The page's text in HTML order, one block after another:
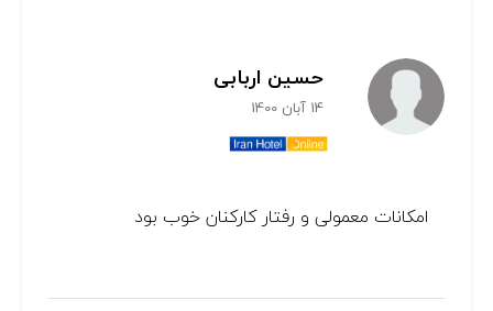
حسین اربابی
14 آبان 1400
امکانات معمولی و رفتار کارکنان خوب بود